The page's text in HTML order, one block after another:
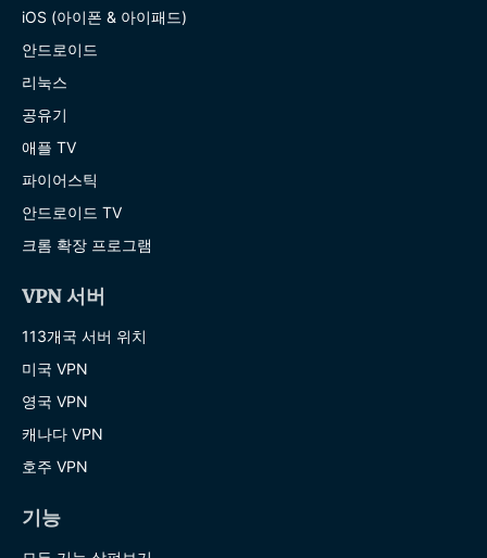
iOS (아이폰 & 아이패드)
안드로이드
리눅스
공유기
애플 TV
파이어스틱
안드로이드 TV
크롬 확장 프로그램
VPN 서버
113개국 서버 위치
미국 VPN
영국 VPN
캐나다 VPN
호주 VPN
기능